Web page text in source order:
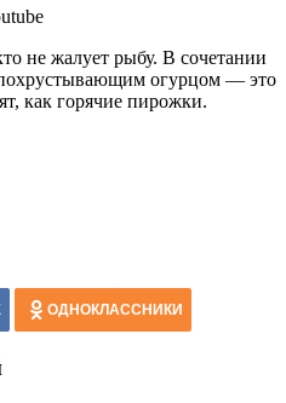
не жалует рыбу. В сочетании
огурцом — это
как горячие пирожки.
ОДНОКЛАССНИКИ